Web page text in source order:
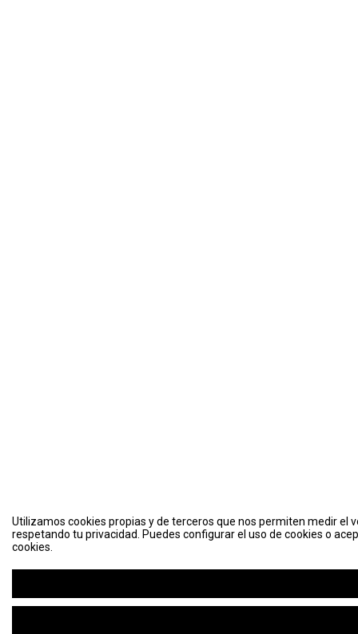
Utilizamos cookies propias y de terceros que nos permiten medir el
respetando tu privacidad. Puedes configurar el uso de cookies o
cookies.